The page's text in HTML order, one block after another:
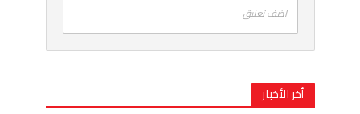
اضف تعليق
أخر الأخبار